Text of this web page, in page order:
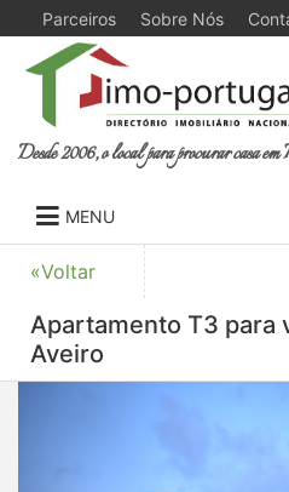
Parceiros Sobre Nós
Desde 2006, o local para procurar casa
MENU
«Voltar
Apartamento T3 para
Aveiro